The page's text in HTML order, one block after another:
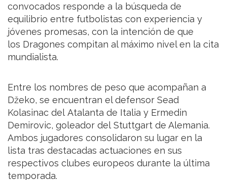
convocados responde a la búsqueda de
equilibrio entre futbolistas con experiencia y
jóvenes promesas, con la intención de que
los Dragones compitan al máximo nivel en la cita
mundialista.
Entre los nombres de peso que acompañan a
Džeko, se encuentran el defensor Sead
Kolasinac del Atalanta de Italia y Ermedin
Demirovic, goleador del Stuttgart de Alemania.
Ambos jugadores consolidaron su lugar en la
lista tras destacadas actuaciones en sus
respectivos clubes europeos durante la última
temporada.